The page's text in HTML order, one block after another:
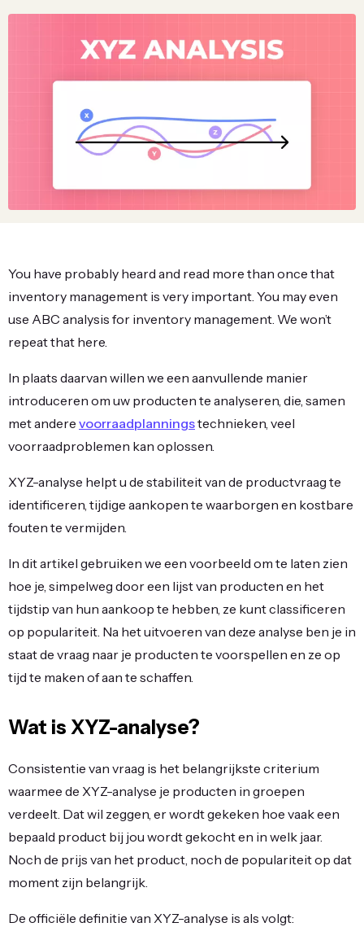
You have probably heard and read more than once that
inventory management is very important. You may even
use ABC analysis for inventory management. We won’t
repeat that here.
In plaats daarvan willen we een aanvullende manier
introduceren om uw producten te analyseren, die, samen
met andere voorraadplanningstechnieken, veel
voorraadproblemen kan oplossen.
XYZ-analyse helpt u de stabiliteit van de productvraag te
identificeren, tijdige aankopen te waarborgen en kostbare
fouten te vermijden.
In dit artikel gebruiken we een voorbeeld om te laten zien
hoe je, simpelweg door een lijst van producten en het
tijdstip van hun aankoop te hebben, ze kunt classificeren
op populariteit. Na het uitvoeren van deze analyse ben je in
staat de vraag naar je producten te voorspellen en ze op
tijd te maken of aan te schaffen.
Wat is XYZ-analyse?
Consistentie van vraag is het belangrijkste criterium
waarmee de XYZ-analyse je producten in groepen
verdeelt. Dat wil zeggen, er wordt gekeken hoe vaak een
bepaald product bij jou wordt gekocht en in welk jaar.
Noch de prijs van het product, noch de populariteit op dat
moment zijn belangrijk.
De officiële definitie van XYZ-analyse is als volgt: